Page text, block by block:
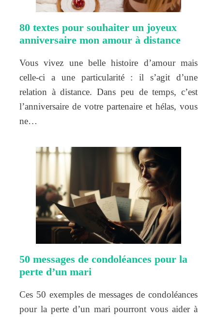
80 textes pour souhaiter un joyeux
anniversaire mon amour à distance
Vous vivez une belle histoire d’amour mais
celle-ci a une particularité : il s’agit d’une
relation à distance. Dans peu de temps, c’est
l’anniversaire de votre partenaire et hélas, vous
ne…
50 messages de condoléances pour la
perte d’un mari
Ces 50 exemples de messages de condoléances
pour la perte d’un mari pourront vous aider à